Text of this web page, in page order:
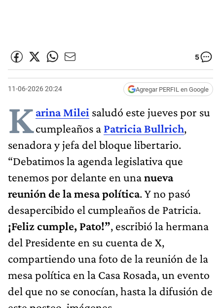
5
11-06-2026 20:24 Agregar PERFIL en Google
Karina Milei saludó este jueves por su
cumpleaños a Patricia Bullrich,
senadora y jefa del bloque libertario.
“Debatimos la agenda legislativa que
tenemos por delante en unanueva
reunión de la mesa política. Y no pasó
desapercibido el cumpleaños de Patricia.
¡Feliz cumple, Pato!”, escribió la hermana
del Presidente en su cuenta de X,
compartiendo una foto de la reunión de la
mesa política en la Casa Rosada, un evento
del que no se conocían, hasta la difusión de